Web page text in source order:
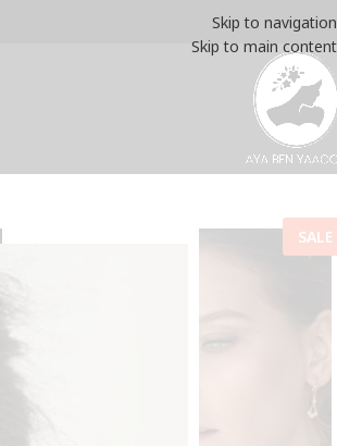
Skip to navigation
Skip to main content
SALE